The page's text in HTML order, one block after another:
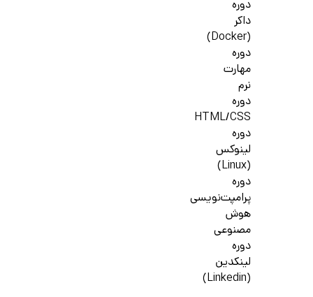
دوره
داکر
(Docker)
دوره
مهارت
نرم
دوره
HTML/CSS
دوره
لینوکس
(Linux)
دوره
پرامپت‌نویسی
هوش
مصنوعی
دوره
لینکدین
(Linkedin)